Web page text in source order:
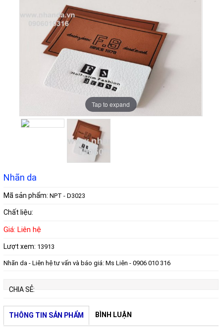
Tap to expand
Tap to expand
Nhãn da
Mã sản phẩm: NPT - D3023
Chất liệu:
Giá: Liên hệ
Lượt xem: 13913
Nhãn da - Liên hệ tư vấn và báo giá: Ms Liên - 0906 010 316
CHIA SẺ:
THÔNG TIN SẢN PHẨM BÌNH LUẬN